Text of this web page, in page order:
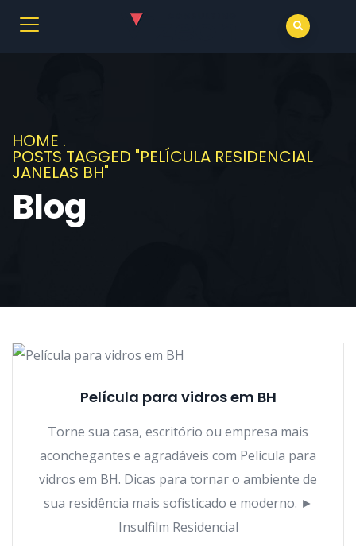
HOME .
POSTS TAGGED "PELÍCULA RESIDENCIAL
JANELAS BH"
Blog
Película para vidros em BH
Torne sua casa, escritório ou empresa mais
aconchegantes e agradáveis com Película para
vidros em BH. Dicas para tornar o ambiente de
sua residência mais sofisticado e moderno. ►
Insulfilm Residencial